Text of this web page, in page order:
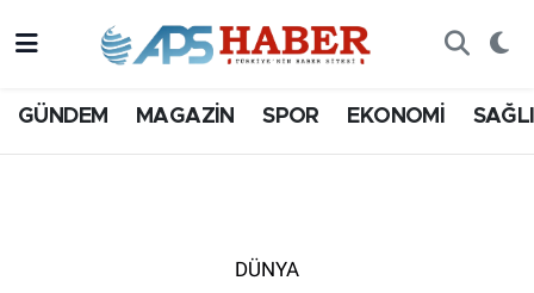
GÜNDEM MAGAZİN SPOR EKONOMİ
DÜNYA